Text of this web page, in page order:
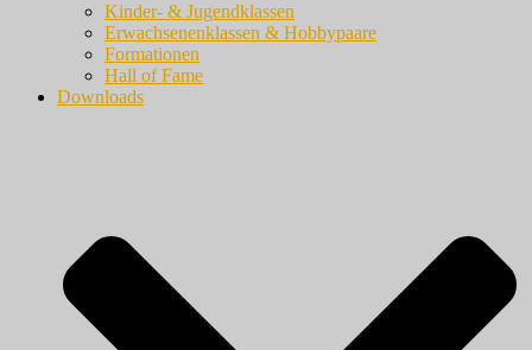
Kinder- & Jugendklassen
Erwachsenenklassen & Hobbypaare
Formationen
Hall of Fame
Downloads